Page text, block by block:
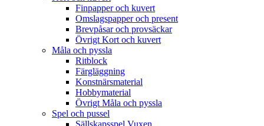
Finpapper och kuvert
Omslagspapper och present
Brevpåsar och provsäckar
Övrigt Kort och kuvert
Måla och pyssla
Ritblock
Färgläggning
Konstnärsmaterial
Hobbymaterial
Övrigt Måla och pyssla
Spel och pussel
Sällskapsspel Vuxen